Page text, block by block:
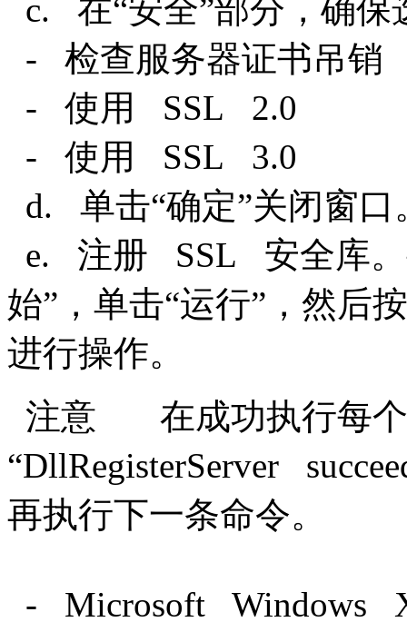
c. 在“安全”部分，确
- 检查服务器证书吊销
- 使用 SSL 2.0
- 使用 SSL 3.0
d. 单击“确定”关闭窗
e. 注册 SSL 安全库。
始”，单击“运行”，然后
进行操作。
注意 在成功执行每个
“DllRegisterServer
再执行下一条命令。
- Microsoft Windows